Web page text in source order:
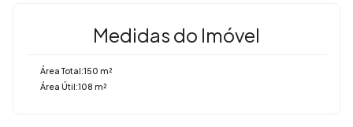
Medidas do Imóvel
Área Total:150 m²
Área Útil:108 m²